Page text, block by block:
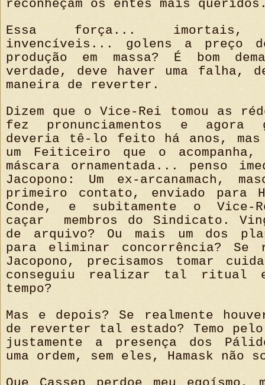
reconheçam os entes mais
Essa força... imortais,
invencíveis... golens a preço
produção em massa? É bom
verdade, deve haver uma falha,
maneira de reverter.
Dizem que o Vice-Rei tomou as
fez pronunciamentos e agora
deveria tê-lo feito há anos, mas
um Feiticeiro que o acompanha,
máscara ornamentada... penso
Jacopono: Um ex-arcanamach,
primeiro contato, enviado para
Conde, e subitamente o Vice-
caçar
membros do Sindicato.
de arquivo? Ou mais um dos
para eliminar concorrência? Se
Jacopono, precisamos tomar
conseguiu realizar tal ritual
tempo?
Mas e depois? Se realmente
de reverter tal estado? Temo
justamente a presença dos
uma ordem, sem eles, Hamask não